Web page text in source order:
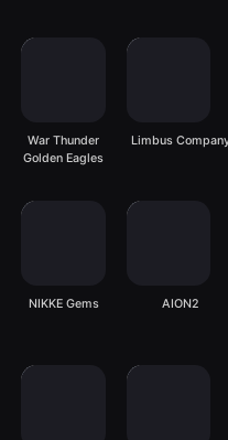
War Thunder
Golden Eagles
Limbus
NIKKE Gems AION2